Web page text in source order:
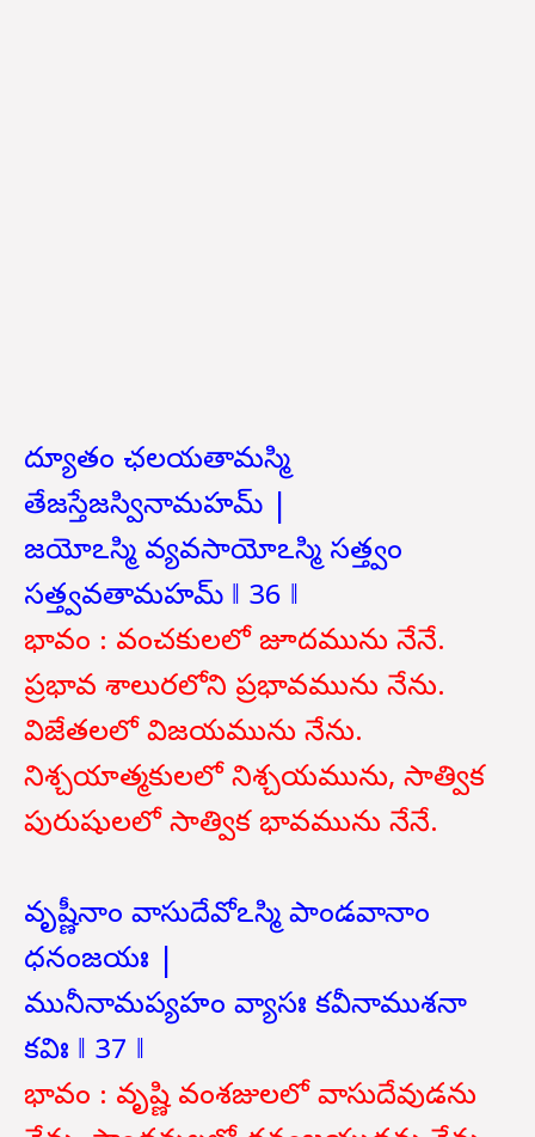
ద్యూతం ఛలయతామస్మి
తేజస్తేజస్వినామహమ్ |
జయోఽస్మి వ్యవసాయోఽస్మి సత్త్వం
సత్త్వవతామహమ్ ‖ 36 ‖
భావం : వంచకులలో జూదమును నేనే.
ప్రభావ శాలురలోని ప్రభావమును నేను.
విజేతలలో విజయమును నేను.
నిశ్చయాత్మకులలో నిశ్చయమును, సాత్విక
పురుషులలో సాత్విక భావమును నేనే.
వృష్ణీనాం వాసుదేవోఽస్మి పాండవానాం
ధనంజయః |
మునీనామప్యహం వ్యాసః కవీనాముశనా
కవిః ‖ 37 ‖
భావం : వృష్ణి వంశజులలో వాసుదేవుడను